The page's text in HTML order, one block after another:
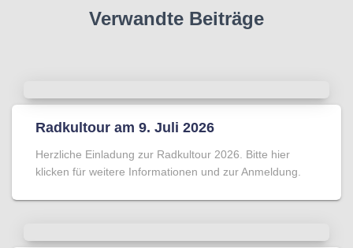
Verwandte Beiträge
Radkultour am 9. Juli 2026
Herzliche Einladung zur Radkultour 2026. Bitte hier
klicken für weitere Informationen und zur Anmeldung.